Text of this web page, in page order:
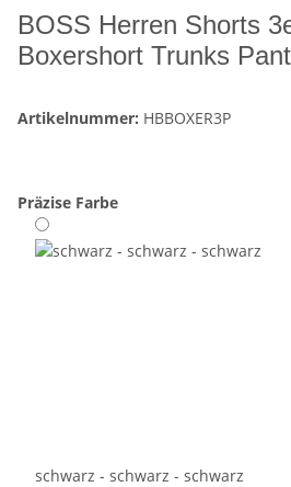
BOSS Herren Shorts
Boxershort Trunks
Artikelnummer: HBBOXER3P
Präzise Farbe
schwarz - schwarz - schwarz